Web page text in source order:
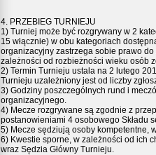
4. PRZEBIEG TURNIEJU
1) Turniej może być rozgrywany w 2
15 włącznie) w obu kategoriach
organizacyjny zastrzega sobie prawo
zależności od rozbieżności wieku osób
2) Termin Turnieju ustala na 2 lutego
Turnieju uzależniony jest od liczby
3) Godziny poszczególnych rund i
organizacyjnego.
4) Mecze rozgrywane są zgodnie z
postanowieniami 4 osobowego Składu
5) Mecze sędziują osoby kompetentne,
6) Kwestie sporne, w zależności od ich
wraz Sędzia Główny Turnieju.